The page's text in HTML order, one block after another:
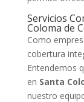
Servicios
Coloma de
Como
cobertura
Entendemos
en Santa
nuestro